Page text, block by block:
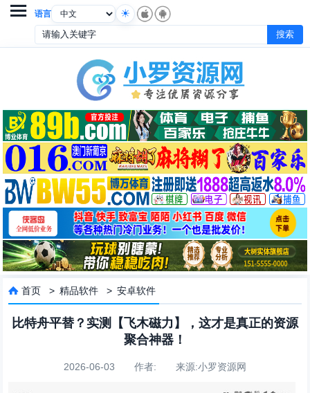
语言

 首页 >精品软件 >安卓软件
比特舟平替？实测【飞木磁力】，这才是真正的资源
聚合神器！
2026-06-03 作者: 来源:小罗资源网